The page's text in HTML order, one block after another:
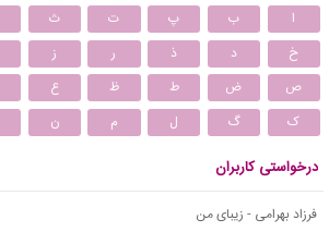
ا ب پ ت ث
خ
د ذ ر ز
ص
ض ط ظ ع
ک
گ ل م ن
درخواستی کاربران
فرزاد بهرامی - زیبای من